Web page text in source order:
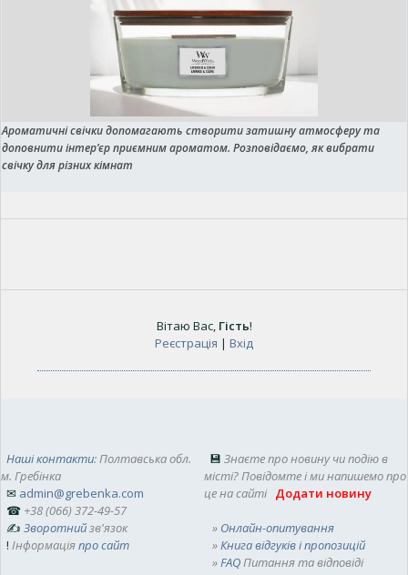
Ароматичні свічки допомагають створити затишну атмосферу та
доповнити інтер’єр приємним ароматом. Розповідаємо, як вибрати
свічку для різних кімнат
Вітаю Вас, Гість!
Реєстрація | Вхід
Наші контакти: Полтавська обл.
м. Гребінка
✉ admin@grebenka.com
☎ +38 (066) 372-49-57
✍ Зворотнийзв'язок
! Інформаціяпро сайт
💾 Знаєте про новину чи подію в
місті? Повідомте і ми напишемо про
це на сайті Додати новину
» Онлайн-опитування
»Книга відгуків і пропозицій
»FAQПитання та відповіді